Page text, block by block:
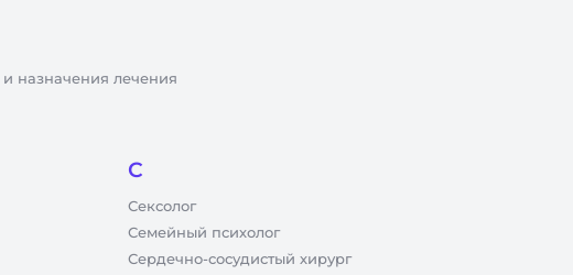
назначения лечения
С
Сексолог
Семейный психолог
Сердечно-сосудистый хирург